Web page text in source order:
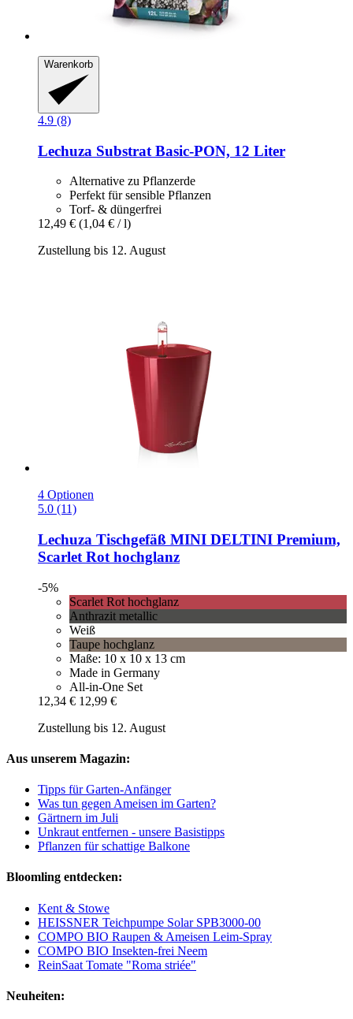
Warenkorb
4.9 (8)
Lechuza Substrat Basic-​PON, 12 Liter
Alternative zu Pflanzerde
Perfekt für sensible Pflanzen
Torf- & düngerfrei
12,49 € (1,04 € / l)
Zustellung bis 12. August
4 Optionen
5.0 (11)
Lechuza Tischgefäß MINI DELTINI Premium,
Scarlet Rot hochglanz
-5%
Scarlet Rot hochglanz
Anthrazit metallic
Weiß
Taupe hochglanz
Maße: 10 x 10 x 13 cm
Made in Germany
All-in-One Set
12,34 € 12,99 €
Zustellung bis 12. August
Aus unserem Magazin:
Tipps für Garten-Anfänger
Was tun gegen Ameisen im Garten?
Gärtnern im Juli
Unkraut entfernen - unsere Basistipps
Pflanzen für schattige Balkone
Bloomling entdecken:
Kent & Stowe
HEISSNER Teichpumpe Solar SPB3000-00
COMPO BIO Raupen & Ameisen Leim-Spray
COMPO BIO Insekten-frei Neem
ReinSaat Tomate "Roma striée"
Neuheiten: